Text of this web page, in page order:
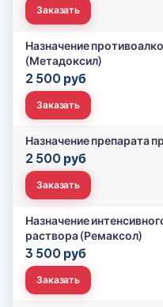
Заказать
Назначение
(Метадоксил)
2 500 руб
Заказать
Назначение препарата
2 500 руб
Заказать
Назначение
раствора (Ремаксол)
3 500 руб
Заказать